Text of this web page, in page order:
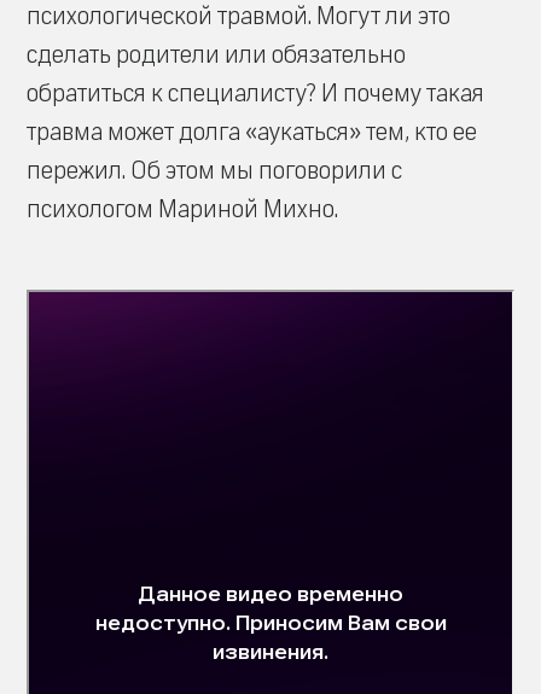
психологической травмой. Могут ли это
сделать родители или обязательно
обратиться к специалисту? И почему такая
травма может долга «аукаться» тем, кто ее
пережил. Об этом мы поговорили с
психологом Мариной Михно.